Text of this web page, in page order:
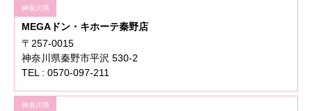
神奈川県
MEGAドン・キホーテ秦野店
〒257-0015
神奈川県秦野市平沢 530-2
TEL : 0570-097-211
神奈川県